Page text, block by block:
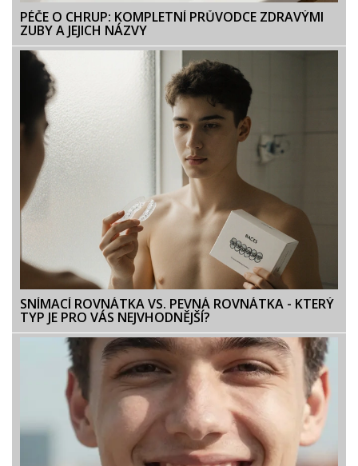
PÉČE O CHRUP: KOMPLETNÍ PRŮVODCE ZDRAVÝMI
ZUBY A JEJICH NÁZVY
SNÍMACÍ ROVNÁTKA VS. PEVNÁ ROVNÁTKA - KTERÝ
TYP JE PRO VÁS NEJVHODNĚJŠÍ?